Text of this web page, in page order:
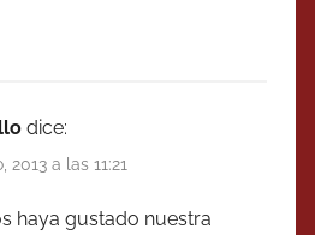
dice:
2013 a las 11:21
haya gustado nuestra